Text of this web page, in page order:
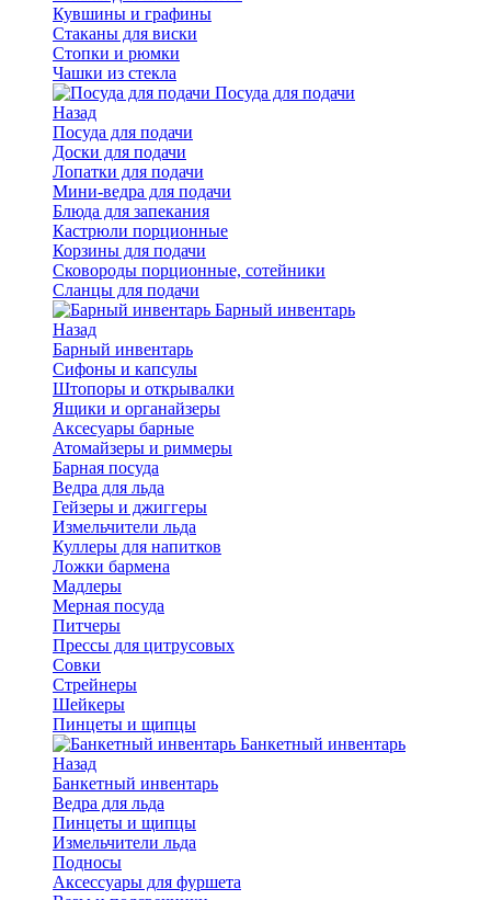
Кувшины и графины
Стаканы для виски
Стопки и рюмки
Чашки из стекла
Посуда для подачи
Назад
Посуда для подачи
Доски для подачи
Лопатки для подачи
Мини-ведра для подачи
Блюда для запекания
Кастрюли порционные
Корзины для подачи
Сковороды порционные, сотейники
Сланцы для подачи
Барный инвентарь
Назад
Барный инвентарь
Сифоны и капсулы
Штопоры и открывалки
Ящики и органайзеры
Аксесуары барные
Атомайзеры и риммеры
Барная посуда
Ведра для льда
Гейзеры и джиггеры
Измельчители льда
Куллеры для напитков
Ложки бармена
Мадлеры
Мерная посуда
Питчеры
Прессы для цитрусовых
Совки
Стрейнеры
Шейкеры
Пинцеты и щипцы
Банкетный инвентарь
Назад
Банкетный инвентарь
Ведра для льда
Пинцеты и щипцы
Измельчители льда
Подносы
Аксессуары для фуршета